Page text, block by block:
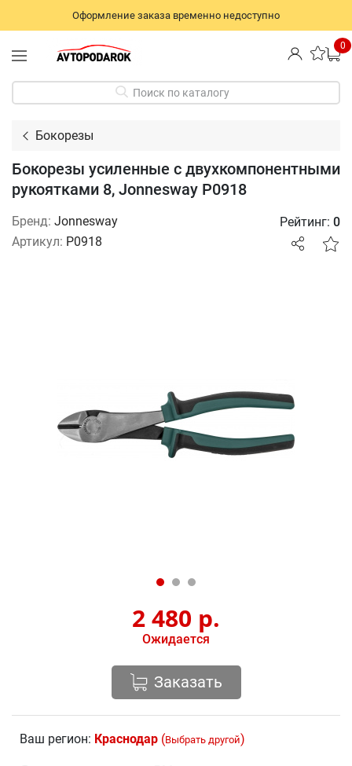
Оформление заказа временно недоступно
0
Поиск по каталогу
Бокорезы
Бокорезы усиленные с двухкомпонентными
рукоятками 8, Jonnesway P0918
Бренд: Jonnesway
Артикул: P0918
Рейтинг: 0
2 480 р.
Ожидается
Заказать
Ваш регион: Краснодар (Выбрать другой)